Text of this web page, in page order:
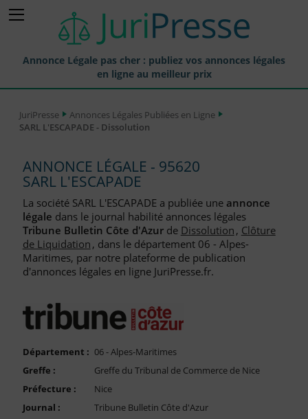
Annonce Légale pas cher : publiez vos annonces légales
en ligne au meilleur prix
Annonces Légales Publiées
Journaux Habilités (JAL) Annonces Légales
Départements pour la Publication d'Annonces Légales
Liste des Greffes
Liste des CCI
FAQ
Compte PRO
JuriPresse
Annonces Légales Publiées en Ligne
SARL L'ESCAPADE - Dissolution
ANNONCE LÉGALE - 95620
SARL L'ESCAPADE
La société SARL L'ESCAPADE a publiée une annonce
légale dans le journal habilité annonces légales
Tribune Bulletin Côte d'Azurde Dissolution, Clôture
de Liquidation, dans le département 06 - Alpes-
Maritimes, par notre plateforme de publication
d'annonces légales en ligne JuriPresse.fr.
Département : 06 - Alpes-Maritimes
Greffe :
Greffe du Tribunal de Commerce de Nice
Préfecture :
Nice
Journal :
Tribune Bulletin Côte d'Azur